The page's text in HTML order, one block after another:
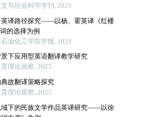
与社会科学学刊, 2025
英译路径探究——以杨、霍英译《红楼
的选择为例
油化工学院学报, 2023
下应用型英语翻译教学研究
理论观察, 2025
故翻译策略探究
理论观察, 2025
域下的民族文学作品英译研究——以徐